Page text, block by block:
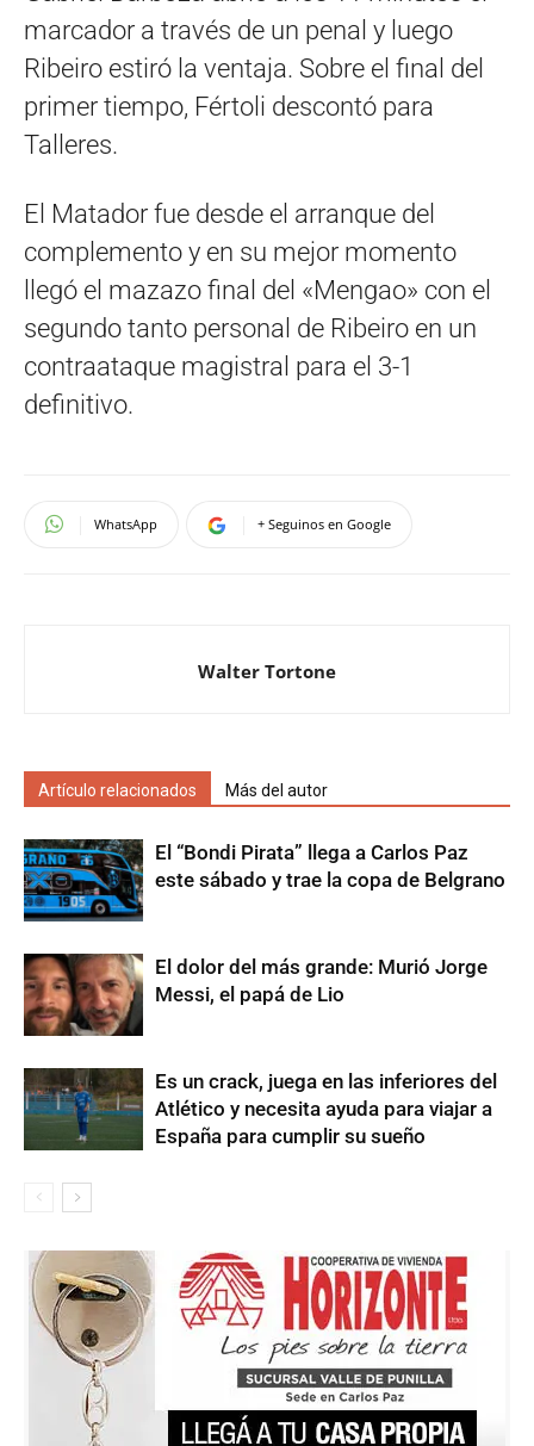
marcador a través de un penal y luego
Ribeiro estiró la ventaja. Sobre el final del
primer tiempo, Fértoli descontó para
Talleres.
El Matador fue desde el arranque del
complemento y en su mejor momento
llegó el mazazo final del «Mengao» con el
segundo tanto personal de Ribeiro en un
contraataque magistral para el 3-1
definitivo.
WhatsApp + Seguinos en Google
Walter Tortone
Artículo relacionados Más del autor
El “Bondi Pirata” llega a Carlos Paz
este sábado y trae la copa de Belgrano
El dolor del más grande: Murió Jorge
Messi, el papá de Lio
Es un crack, juega en las inferiores del
Atlético y necesita ayuda para viajar a
España para cumplir su sueño